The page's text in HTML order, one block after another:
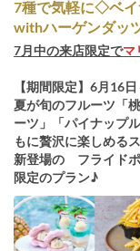
7種で気軽に◇ベイ
withハーゲンダッ
7月中の来店限定でマ
【期間限定】6月16
夏が旬のフルーツ「
ーツ」「パイナップ
もに贅沢に楽しめる
新登場の フライドポ
限定のプラン♪